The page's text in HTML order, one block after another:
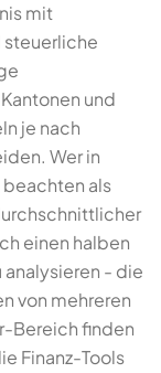
mit
und
je nach
Wer in
beachten als
einen halben
analysieren - die
von mehreren
Bereich finden
Finanz-Tools